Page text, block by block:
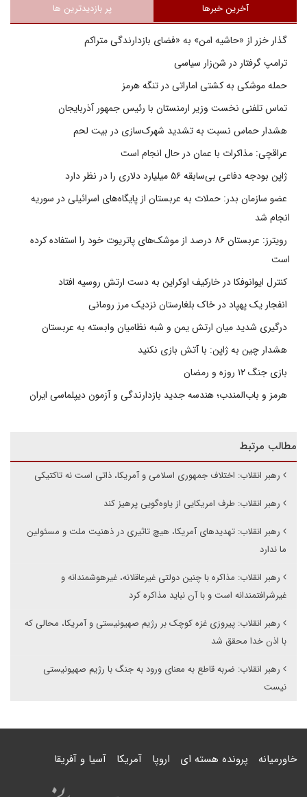
آخرین خبرها پر بازدیدترین ها
گذار خزر از «حاشیه امن» به «فضای بازدارندگی متراکم
ترامپ گرفتار در شن‌زار سیاسی
حمله موشکی به کشتی اماراتی در تنگه هرمز
تماس تلفنی نخست وزیر ارمنستان با رئیس جمهور آذربایجان
هشدار حماس نسبت به تشدید شهرک‌سازی در بیت‌ لحم
عراقچی: مذاکرات با عمان در حال انجام است
ژاپن بودجه دفاعی بی‌سابقه ۵۶ میلیارد دلاری را در نظر دارد
عضو سازمان بدر: حملات به عربستان از پایگاه‌های اسرائیلی در سوریه
انجام شد
رویترز: عربستان ۸۶ درصد از موشک‌های پاتریوت خود را استفاده کرده
است
کنترل ایوانوفکا در خارکیف اوکراین به دست ارتش روسیه افتاد
انفجار یک پهپاد در خاک بلغارستان نزدیک مرز رومانی
درگیری شدید میان ارتش یمن و شبه نظامیان وابسته به عربستان
هشدار چین به ژاپن: با آتش بازی نکنید
بازی جنگ ۱۲ روزه و رمضان
هرمز و باب‌المندب؛ هندسه جدید بازدارندگی و آزمون دیپلماسی ایران
مطالب مرتبط
رهبر انقلاب: اختلاف جمهوری اسلامی و آمریکا، ذاتی است نه تاکتیکی
رهبر انقلاب: طرف امریکایی از یاوه‌گویی پرهیز کند
رهبر انقلاب: تهدیدهای آمریکا، هیچ تاثیری در ذهنیت ملت و مسئولین
ما ندارد
رهبر انقلاب: مذاکره با چنین دولتی غیرعاقلانه، غیرهوشمندانه و
غیرشرافتمندانه است و با آن نباید مذاکره کرد
رهبر انقلاب: پیروزی غزه کوچک بر رژیم صهیونیستی و آمریکا، محالی که
با اذن خدا محقق شد
رهبر انقلاب: ضربه قاطع به معنای ورود به جنگ با رژیم صهیونیستی
نیست
خاورمیانه پرونده هسته ای اروپا آمریکا آسیا و آفریقا